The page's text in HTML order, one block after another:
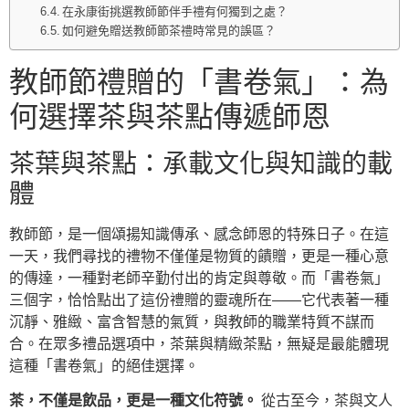
在永康街挑選教師節伴手禮有何獨到之處？
如何避免贈送教師節茶禮時常見的誤區？
教師節禮贈的「書卷氣」：為
何選擇茶與茶點傳遞師恩
茶葉與茶點：承載文化與知識的載
體
教師節，是一個頌揚知識傳承、感念師恩的特殊日子。在這
一天，我們尋找的禮物不僅僅是物質的饋贈，更是一種心意
的傳達，一種對老師辛勤付出的肯定與尊敬。而「書卷氣」
三個字，恰恰點出了這份禮贈的靈魂所在——它代表著一種
沉靜、雅緻、富含智慧的氣質，與教師的職業特質不謀而
合。在眾多禮品選項中，茶葉與精緻茶點，無疑是最能體現
這種「書卷氣」的絕佳選擇。
茶，不僅是飲品，更是一種文化符號。 從古至今，茶與文人